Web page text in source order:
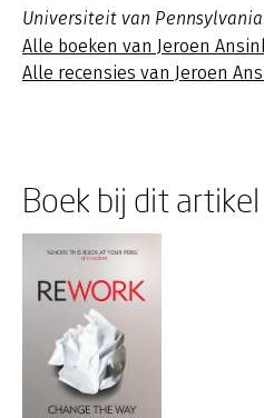
Universiteit van Pennsylvania.
Alle boeken van Jeroen
Alle recensies van Jeroen
Boek bij dit artikel